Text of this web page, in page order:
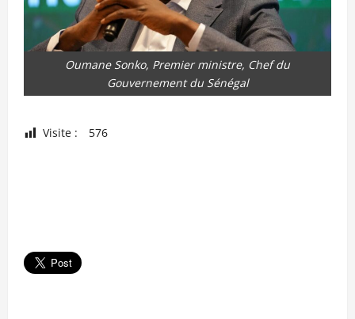
Oumane Sonko, Premier ministre, Chef du
Gouvernement du Sénégal
Visite : 576